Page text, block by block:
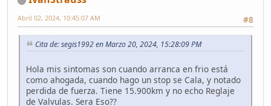
#8
Abril 02, 2024, 10:45:07 AM
Cita de: segis1992 en Marzo 20, 2024, 15:28:09 PM
Hola mis sintomas son cuando arranca en frio está
como ahogada, cuando hago un stop se Cala, y notado
perdida de fuerza. Tiene 15.900km y no echo Reglaje
de Valvulas. Sera Eso??